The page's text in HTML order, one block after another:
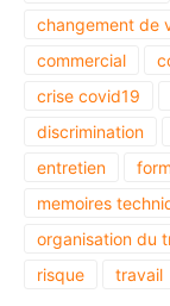
changement de
commercial
crise covid19
discrimination
entretien
memoires
organisation du
risque
travail